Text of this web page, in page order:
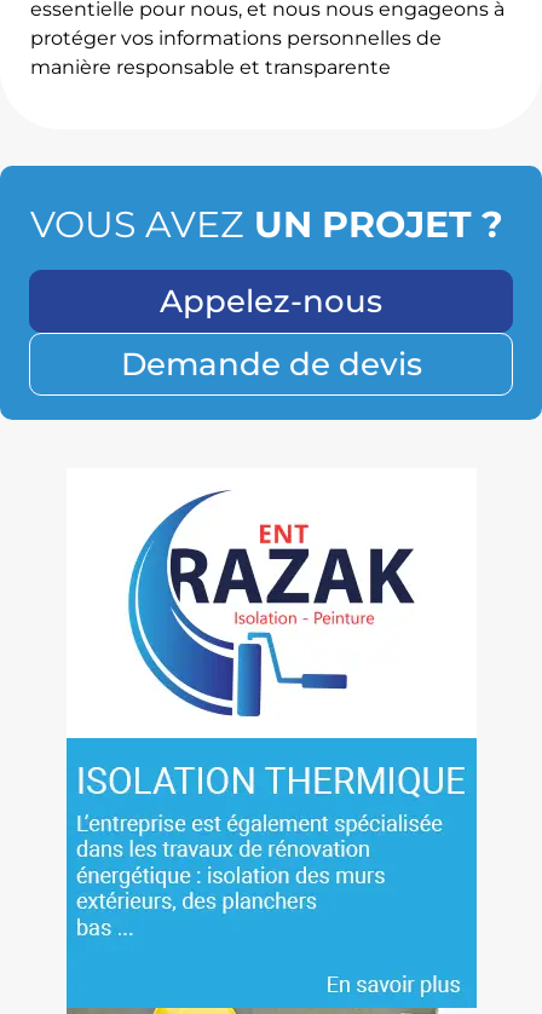
essentielle pour nous, et nous nous engageons à
protéger vos informations personnelles de
manière responsable et transparente
VOUS AVEZ UN PROJET ?
Appelez-nous
Demande de devis